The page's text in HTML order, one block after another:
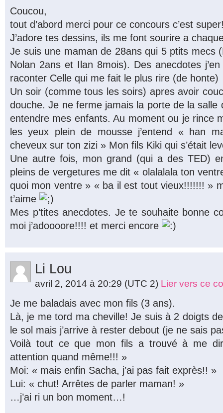
Coucou,
tout d’abord merci pour ce concours c’est
J’adore tes dessins, ils me font sourire a
Je suis une maman de 28ans qui 5 ptits mecs
Nolan 2ans et Ilan 8mois). Des anecdotes
raconter Celle qui me fait le plus rire (de honte)
Un soir (comme tous les soirs) apres avoir
douche. Je ne ferme jamais la porte de la salle
entendre mes enfants. Au moment ou je rince
les yeux plein de mousse j’entend « han
cheveux sur ton zizi » Mon fils Kiki qui s’était
Une autre fois, mon grand (qui a des TED)
pleins de vergetures me dit « olalalala ton
quoi mon ventre » « ba il est tout vieux!!!!!!! »
t’aime
Mes p’tites anecdotes. Je te souhaite bonne
moi j’adoooore!!!! et merci encore
Li Lou
avril 2, 2014 à 20:29 (UTC 2) Lier vers ce
Je me baladais avec mon fils (3 ans).
Là, je me tord ma cheville! Je suis à 2 doigts
le sol mais j’arrive à rester debout (je ne sais
Voilà tout ce que mon fils a trouvé à me
attention quand même!!! »
Moi: « mais enfin Sacha, j’ai pas fait exprès!! »
Lui: « chut! Arrêtes de parler maman! »
…j’ai ri un bon moment…!